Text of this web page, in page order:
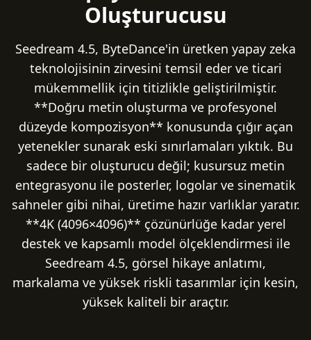
Oluşturucusu
Seedream 4.5, ByteDance'in üretken yapay zeka
teknolojisinin zirvesini temsil eder ve ticari
mükemmellik için titizlikle geliştirilmiştir.
**Doğru metin oluşturma ve profesyonel
düzeyde kompozisyon** konusunda çığır açan
yetenekler sunarak eski sınırlamaları yıktık. Bu
sadece bir oluşturucu değil; kusursuz metin
entegrasyonu ile posterler, logolar ve sinematik
sahneler gibi nihai, üretime hazır varlıklar yaratır.
**4K (4096×4096)** çözünürlüğe kadar yerel
destek ve kapsamlı model ölçeklendirmesi ile
Seedream 4.5, görsel hikaye anlatımı,
markalama ve yüksek riskli tasarımlar için kesin,
yüksek kaliteli bir araçtır.